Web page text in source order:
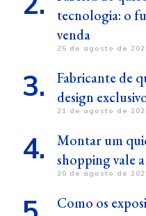
tecnologia: o
venda
25 de agosto de
Fabricante de
design
21 de agosto de
Montar um
shopping vale
20 de agosto de
Como os